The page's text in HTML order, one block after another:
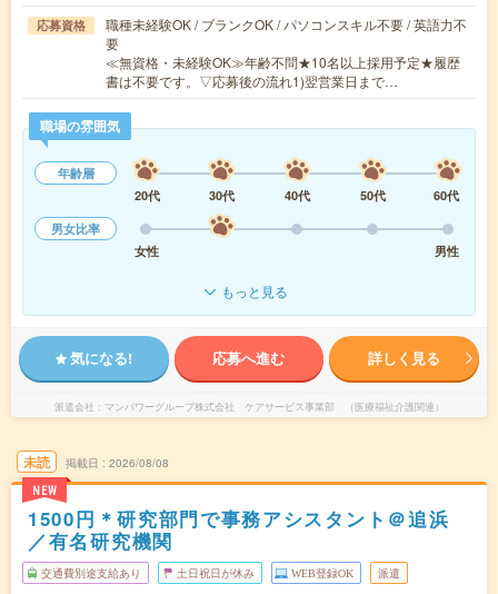
応募資格
職種未経験OK / ブランクOK / パソコンスキル不要 / 英語力不
要
≪無資格・未経験OK≫年齢不問★10名以上採用予定★履歴
書は不要です。▽応募後の流れ1)翌営業日まで…
職場の雰囲気
年齢層
20代
30代 40代 50代
60代
男女比率
女性
男性
もっと見る
気になる! 応募へ進む 詳しく見る
派遣会社 マンパワーグループ株式会社 ケアサービス事業部 （医療福祉介護関連）
未読
NEW
掲載日 2026/08/08
1500円＊研究部門で事務アシスタント＠追浜
／有名研究機関
交通費別途支給あり 土日祝日が休み WEB登録OK 派遣